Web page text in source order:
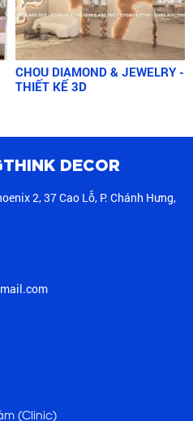
CHOU DIAMOND & JEWELRY -
THIẾT KẾ 3D
DECOR
2, 37 Cao Lỗ, P. Chánh Hưng,
(Clinic)